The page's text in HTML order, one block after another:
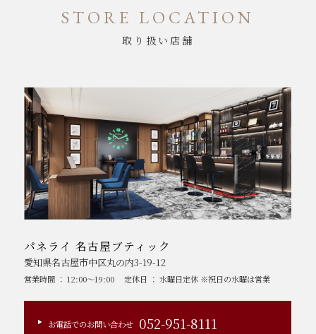
STORE LOCATION
取り扱い店舗
パネライ 名古屋ブティック
愛知県名古屋市中区丸の内3-19-12
営業時間 ： 12:00～19:00 定休日 ： 水曜日定休 ※祝日の水曜は営業
お電話でのお問い合わせ 052-951-8111